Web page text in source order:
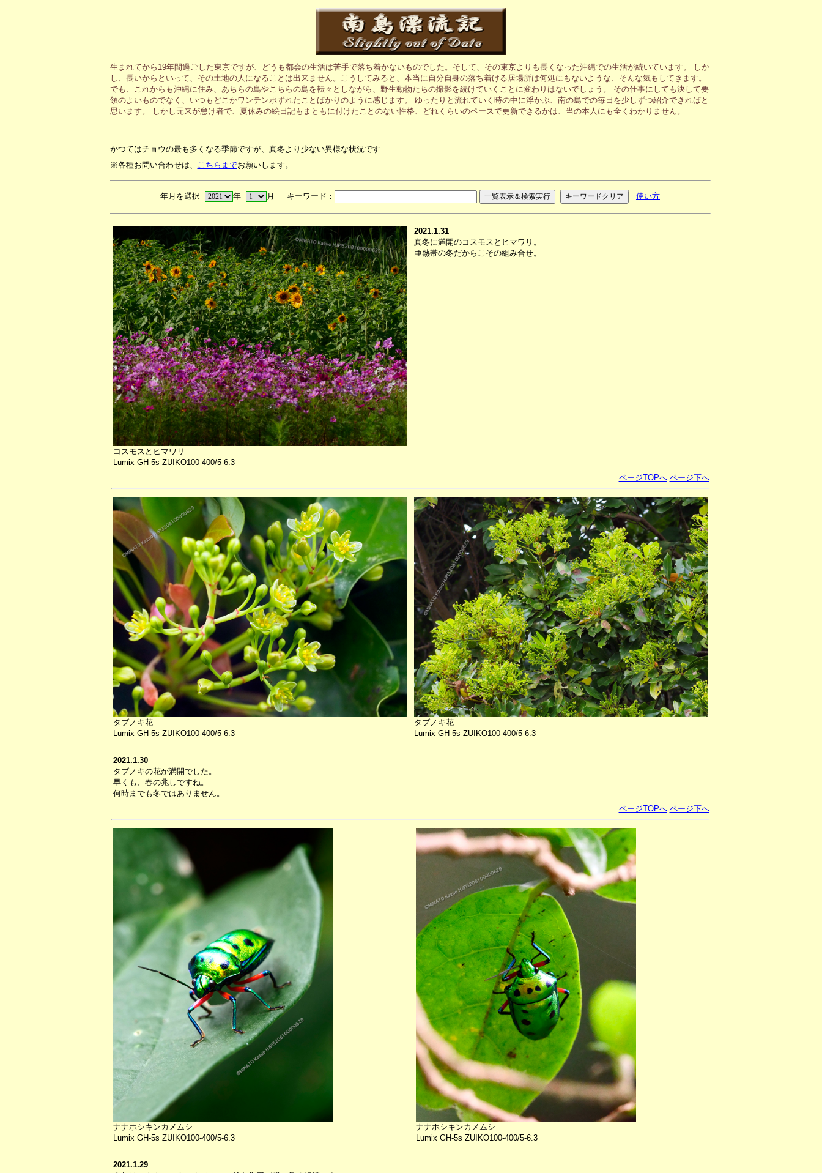
生まれてから19年間過ごした東京ですが、どうも都会の生活は苦手で落ち着かないものでした。そして、その東京よりも長くなった沖縄での生活が続いています。 しか
し、長いからといって、その土地の人になることは出来ません。こうしてみると、本当に自分自身の落ち着ける居場所は何処にもないような、そんな気もしてきます。
でも、これからも沖縄に住み、あちらの島やこちらの島を転々としながら、野生動物たちの撮影を続けていくことに変わりはないでしょう。 その仕事にしても決して要
領のよいものでなく、いつもどこかワンテンポずれたことばかりのように感じます。 ゆったりと流れていく時の中に浮かぶ、南の島での毎日を少しずつ紹介できればと
思います。 しかし元来が怠け者で、夏休みの絵日記もまともに付けたことのない性格、どれくらいのペースで更新できるかは、当の本人にも全くわかりません。
かつてはチョウの最も多くなる季節ですが、真冬より少ない異様な状況です
※各種お問い合わせは、 こちらまでお願いします。
年月を選択 年 月 キーワード： 使い方
コスモスとヒマワリ
Lumix GH-5s ZUIKO100-400/5-6.3
2021.1.31
真冬に満開のコスモスとヒマワリ。
亜熱帯の冬だからこその組み合せ。
ページTOPへ ページ下へ
タブノキ花
Lumix GH-5s ZUIKO100-400/5-6.3
タブノキ花
Lumix GH-5s ZUIKO100-400/5-6.3
2021.1.30
タブノキの花が満開でした。
早くも、春の兆しですね。
何時までも冬ではありません。
ページTOPへ ページ下へ
ナナホシキンカメムシ
Lumix GH-5s ZUIKO100-400/5-6.3
ナナホシキンカメムシ
Lumix GH-5s ZUIKO100-400/5-6.3
2021.1.29